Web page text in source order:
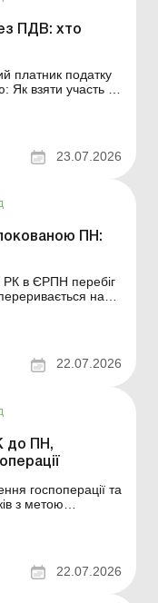
ПДВ: хто
платник податку
у
Хто
23.07.2026
ПН:
РК в ЄРПН перебіг
на
буде
податкових
накладних/розрахунків коригування Штраф сплаче...
22.07.2026
до ПН,
госпоперації та
з метою
товарів/
ПН. Більше за
отрим...
22.07.2026